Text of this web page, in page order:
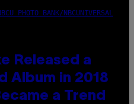
PHOTO BANK/NBCUNIVERSAL
Released a
Album in 2018
a Trend